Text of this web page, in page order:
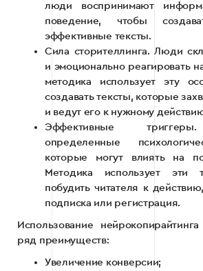
люди воспринимают
поведение, чтобы
эффективные тексты.
Сила сторителлинга. Люди
и эмоционально реагировать
методика использует эту
создавать тексты, которые
и ведут его к нужному
Эффективные
определенные
которые могут влиять на
Методика использует эти
побудить читателя к
подписка или регистрация.
Использование
ряд преимуществ:
Увеличение конверсии;